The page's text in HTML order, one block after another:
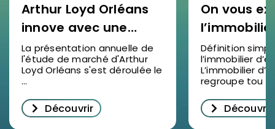
Arthur Loyd Orléans
innove avec une
étude de marché
2025 en vidéo : un
succès pour
décrypter
l’immobilier
La présentation annuelle de
l'étude de marché d'Arthur
Loyd Orléans s'est déroulée le
...
Découvrir
On vous
Définition
l’immobilier
L’immobilier
regroupe tou ...
Découvrir